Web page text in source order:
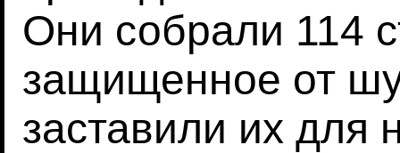
Они собрали 114
защищенное от
заставили их для